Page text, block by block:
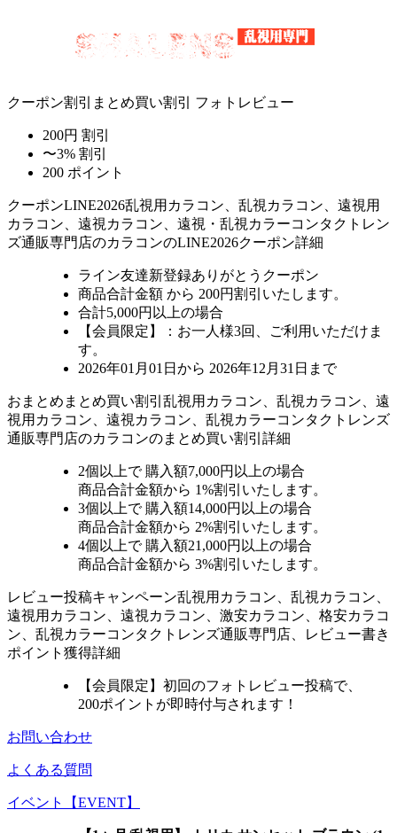
クーポン割引 まとめ買い割引 フォトレビュー
200円 割引
〜3% 割引
200 ポイント
クーポンLINE2026乱視用カラコン、乱視カラコン、遠視用
カラコン、遠視カラコン、遠視・乱視カラーコンタクトレン
ズ通販専門店のカラコンのLINE2026クーポン詳細
ライン友達新登録ありがとうクーポン
商品合計金額 から 200円割引 いたします。
合計5,000円以上の場合
【会員限定】：お一人様3回
、ご利用いただけま
す。
2026年01月01日から 2026年12月31日まで
おまとめ まとめ買い割引 乱視用カラコン、乱視カラコン、遠
視用カラコン、遠視カラコン、乱視カラーコンタクトレンズ
通販専門店のカラコンのまとめ買い割引詳細
2個 以上で 購入額7,000円以上の場合
商品合計金額から 1%割引いたします。
3個 以上で 購入額14,000円以上の場合
商品合計金額から 2%割引いたします。
4個 以上で 購入額21,000円以上の場合
商品合計金額から 3%割引いたします。
レビュー投稿キャンペーン乱視用カラコン、乱視カラコン、
遠視用カラコン、遠視カラコン、激安カラコン、格安カラコ
ン、乱視カラーコンタクトレンズ通販専門店、レビュー書き
ポイント獲得詳細
【会員限定】初回のフォトレビュー投稿で、
200ポイント が即時付与されます！
お問い合わせ
よくある質問
イベント【EVENT】